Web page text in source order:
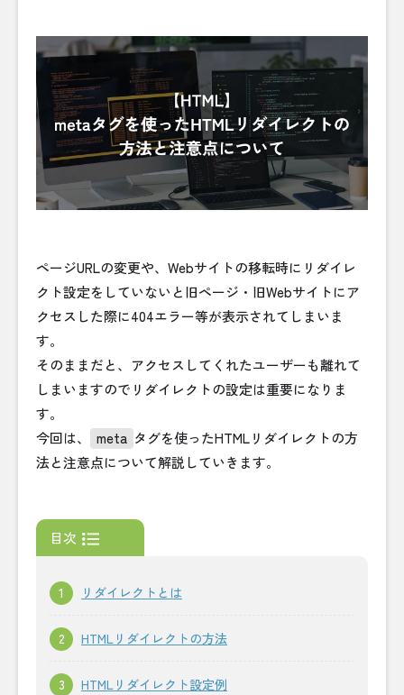
ページURLの変更や、Webサイトの移転時にリダイレ
クト設定をしていないと旧ページ・旧Webサイトにア
クセスした際に404エラー等が表示されてしまいま
す。
そのままだと、アクセスしてくれたユーザーも離れて
しまいますのでリダイレクトの設定は重要になりま
す。
今回は、
meta タグを使ったHTMLリダイレクトの方
法と注意点について解説していきます。
目次
リダイレクトとは
HTMLリダイレクトの方法
HTMLリダイレクト設定例